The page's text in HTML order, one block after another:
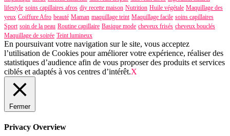
lifestyle soins capillaires afros diy recette maison Nutrition Huile végétale Maquillage des
yeux Coiffure Afro beauté Maman maquillage teint Maquillage facile soins capillaires
Sport soin de la peau Routine capillaire Basique mode cheveux frisés cheveux bouclés
Maquillage de soirée Teint lumineux
En poursuivant votre navigation sur le site, vous acceptez
l’utilisation de Cookies pour améliorer votre expérience, réaliser des
statistiques d’audience afin de vous proposer des produits et services
ciblés et adaptés à vos centres d’intérêt.X
Fermer
Privacy Overview